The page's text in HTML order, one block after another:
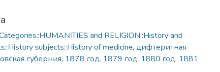
and RELIGION::History and
subjects::History of medicine, дифтеритная
губерния, 1878 год, 1879 год, 1880 год, 1881